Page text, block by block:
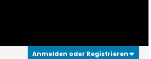
Anmelden oder Registrieren